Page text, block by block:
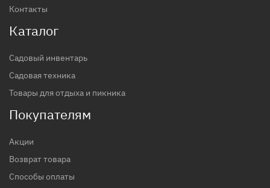
Контакты
Каталог
Садовый инвентарь
Садовая техника
Товары для отдыха и пикника
Покупателям
Акции
Возврат товара
Способы оплаты